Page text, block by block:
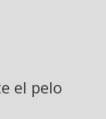
el pelo